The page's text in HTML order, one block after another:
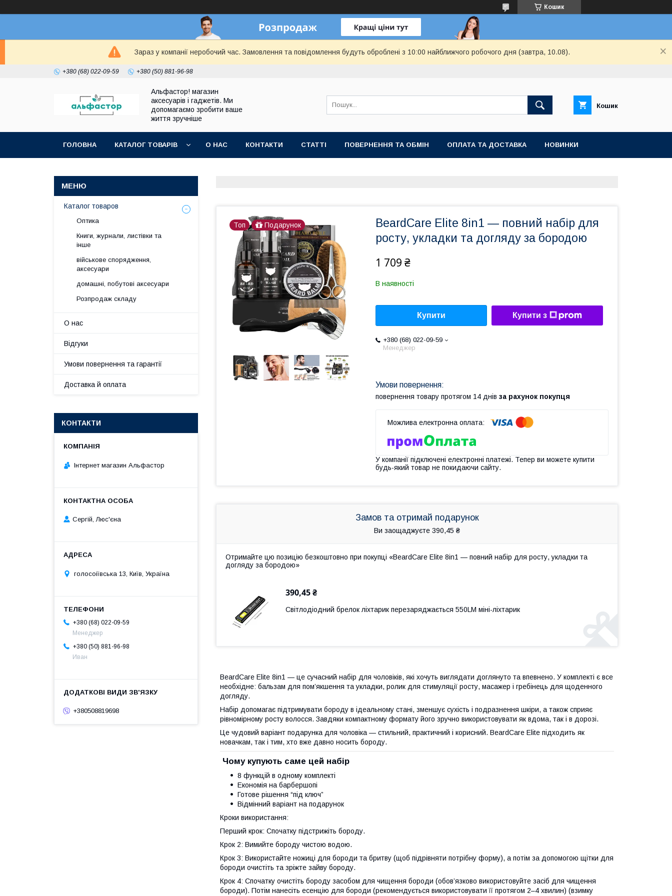
Кошик
Зараз у компанії неробочий час. Замовлення та повідомлення будуть оброблені з 10:00 найближчого робочого дня (завтра, 10.08).
+380 (68) 022-09-59 +380 (50) 881-96-98
Альфастор! магазин
аксесуарів і гаджетів. Ми
допомагаємо зробити ваше
життя зручніше
Кошик
ГОЛОВНА КАТАЛОГ ТОВАРІВ О НАС КОНТАКТИ СТАТТІ ПОВЕРНЕННЯ ТА ОБМІН ОПЛАТА ТА ДОСТАВКА НОВИНКИ
Топ Подарунок
BeardCare Elite 8in1 — повний набір для
росту, укладки та догляду за бородою
1 709 ₴
В наявності
Купити Купити з
+380 (68) 022-09-59
Менеджер
повернення товару протягом 14 днів за рахунок покупця
У компанії підключені електронні платежі. Тепер ви можете купити
будь-який товар не покидаючи сайту.
Замов та отримай подарунок
Ви заощаджуєте 390,45 ₴
Отримайте цю позицію безкоштовно при покупці «BeardCare Elite 8in1 — повний набір для росту, укладки та
догляду за бородою»
390,45 ₴
Світлодіодний брелок ліхтарик перезаряджається 550LM міні-ліхтарик
BeardCare Elite 8in1 — це сучасний набір для чоловіків, які хочуть виглядати доглянуто та впевнено. У комплекті є все
необхідне: бальзам для пом’якшення та укладки, ролик для стимуляції росту, масажер і гребінець для щоденного
догляду.
Набір допомагає підтримувати бороду в ідеальному стані, зменшує сухість і подразнення шкіри, а також сприяє
рівномірному росту волосся. Завдяки компактному формату його зручно використовувати як вдома, так і в дорозі.
Це чудовий варіант подарунка для чоловіка — стильний, практичний і корисний. BeardCare Elite підходить як
новачкам, так і тим, хто вже давно носить бороду.
Чому купують саме цей набір
8 функцій в одному комплекті
Економія на барбершопі
Готове рішення “під ключ”
Відмінний варіант на подарунок
Кроки використання:
Перший крок: Спочатку підстрижіть бороду.
Крок 2: Вимийте бороду чистою водою.
Крок 3: Використайте ножиці для бороди та бритву (щоб підрівняти потрібну форму), а потім за допомогою щітки для
бороди очистіть та зріжте зайву бороду.
Крок 4: Спочатку очистіть бороду засобом для чищення бороди (обов’язково використовуйте засіб для чищення
бороди). Потім нанесіть есенцію для бороди (рекомендується використовувати її протягом 2–4 хвилин) (взимку
Каталог товаров
Оптика
Книги, журнали, листівки та
інше
військове спорядження,
аксесуари
домашні, побутові аксесуари
Розпродаж складу
О нас
Відгуки
Умови повернення та гарантії
Доставка й оплата
КОНТАКТИ
Інтернет магазин Альфастор
Сергій, Люс'єна
голосоіївська 13, Київ, Україна
+380 (68) 022-09-59
Менеджер
+380 (50) 881-96-98
Иван
+380508819698